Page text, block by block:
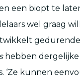
een biopt te
wel graag
hebben
‘Ze kunnen